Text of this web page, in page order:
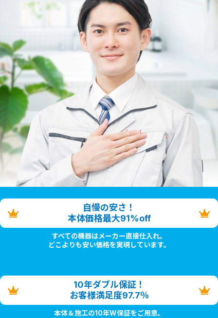
自慢の安さ！
本体価格最大91%off
すべての機器はメーカー直接仕入れ。
どこよりも安い価格を実現しています。
10年ダブル保証！
お客様満足度97.7％
本体＆施工の10年W保証をご用意。